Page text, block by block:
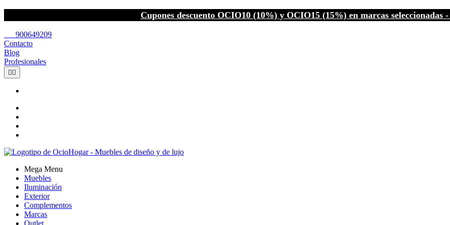
Cupones descuento OCIO10 (10%) y OCIO15 (15%) en marcas seleccionadas
900649209
Contacto
Blog
Profesionales
 
Mega Menu
Muebles
Iluminación
Exterior
Complementos
Marcas
Outlet